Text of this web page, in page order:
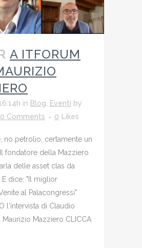
A ITFORUM
in Blog Eventi by
0 Comments 0 Likes
no petrolio, certamente un
fondatore della Mazziero
delle asset clas da
E dice: "Il miglior
al Palacongressi"
l'intervista di Claudio
Maurizio Mazziero CLICCA